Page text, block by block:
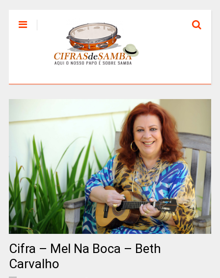
Cifra – Mel Na Boca – Beth
Carvalho